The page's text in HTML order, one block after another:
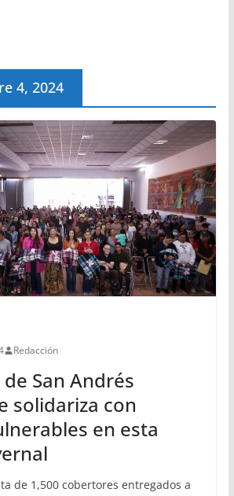
4, 2024
Redacción
San Andrés
solidariza con
en esta
de 1,500 cobertores entregados a